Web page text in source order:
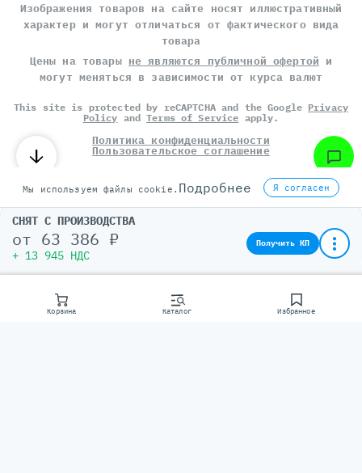
Корзина Каталог Избранное
СНЯТ С ПРОИЗВОДСТВА
от 63 386 ₽
+ 13 945 НДС
Получить КП
Изображения товаров на сайте носят иллюстративный
характер и могут отличаться от фактического вида
товара
Цены на товары не являются публичной офертой и
могут меняться в зависимости от курса валют
This site is protected by reCAPTCHA and the Google Privacy
Policy andTerms of Service apply.
Политика конфиденциальности
Пользовательское соглашение
©СЕРВЕР МОЛЛ, 2014-2026
Мы используем файлы cookie. Подробнее Я согласен